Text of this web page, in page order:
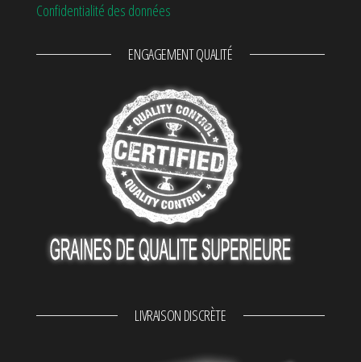
Confidentialité des données
ENGAGEMENT QUALITÉ
LIVRAISON DISCRÈTE